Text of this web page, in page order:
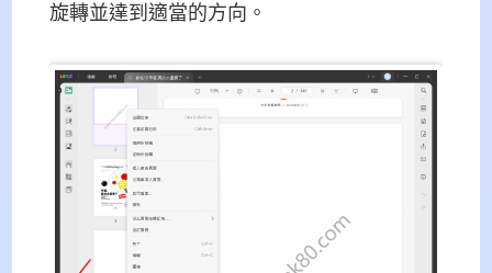
旋轉並達到適當的方向。